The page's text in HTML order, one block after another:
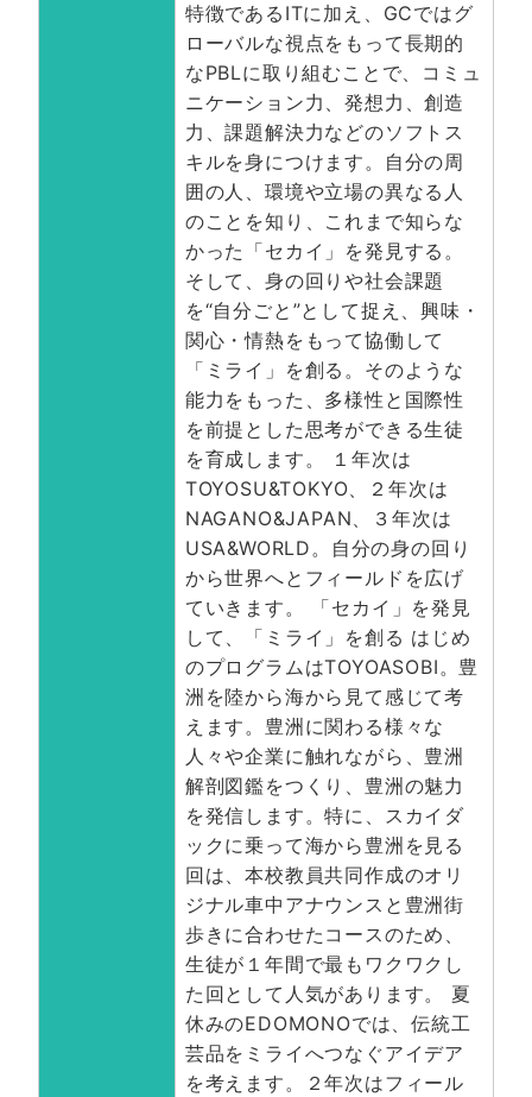
特徴であるITに加え、GCではグ
ローバルな視点をもって長期的
なPBLに取り組むことで、コミュ
ニケーション力、発想力、創造
力、課題解決力などのソフトス
キルを身につけます。自分の周
囲の人、環境や立場の異なる人
のことを知り、これまで知らな
かった「セカイ」を発見する。
そして、身の回りや社会課題
を“自分ごと”として捉え、興味・
関心・情熱をもって協働して
「ミライ」を創る。そのような
能力をもった、多様性と国際性
を前提とした思考ができる生徒
を育成します。 １年次は
TOYOSU&TOKYO、２年次は
NAGANO&JAPAN、３年次は
USA&WORLD。自分の身の回り
から世界へとフィールドを広げ
ていきます。 「セカイ」を発見
して、「ミライ」を創る はじめ
のプログラムはTOYOASOBI。豊
洲を陸から海から見て感じて考
えます。豊洲に関わる様々な
人々や企業に触れながら、豊洲
解剖図鑑をつくり、豊洲の魅力
を発信します。特に、スカイダ
ックに乗って海から豊洲を見る
回は、本校教員共同作成のオリ
ジナル車中アナウンスと豊洲街
歩きに合わせたコースのため、
生徒が１年間で最もワクワクし
た回として人気があります。 夏
休みのEDOMONOでは、伝統工
芸品をミライへつなぐアイデア
を考えます。２年次はフィール